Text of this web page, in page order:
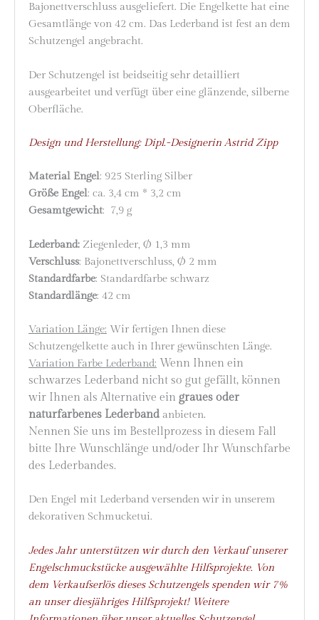
Bajonettverschluss ausgeliefert. Die Engelkette hat eine
Gesamtlänge von 42 cm. Das Lederband ist fest an dem
Schutzengel angebracht.
Der Schutzengel ist beidseitig sehr detailliert
ausgearbeitet und verfügt über eine glänzende, silberne
Oberfläche.
Design und Herstellung: Dipl.-Designerin Astrid Zipp
Material Engel: 925 Sterling Silber
Größe Engel: ca. 3,4 cm * 3,2 cm
Gesamtgewicht: 7,9 g
Lederband: Ziegenleder, Ø 1,3 mm
Verschluss: Bajonettverschluss, Ø 2 mm
Standardfarbe: Standardfarbe schwarz
Standardlänge: 42 cm
Variation Länge: Wir fertigen Ihnen diese
Schutzengelkette auch in Ihrer gewünschten Länge.
Variation Farbe Lederband: Wenn Ihnen ein
schwarzes Lederband nicht so gut gefällt, können
wir Ihnen als Alternative ein graues oder
naturfarbenes Lederbandanbieten.
Nennen Sie uns im Bestellprozess in diesem Fall
bitte Ihre Wunschlänge und/oder Ihr Wunschfarbe
des Lederbandes.
Den Engel mit Lederband versenden wir in unserem
dekorativen Schmucketui.
Jedes Jahr unterstützen wir durch den Verkauf unserer
Engelschmuckstücke ausgewählte Hilfsprojekte. Von
dem Verkaufserlös dieses Schutzengels spenden wir 7%
an unser diesjähriges Hilfsprojekt! Weitere